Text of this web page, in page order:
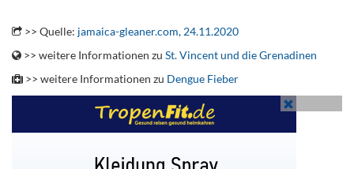
>> Quelle: jamaica-gleaner.com, 24.11.2020
>> weitere Informationen zu St. Vincent und die Grenadinen
>> weitere Informationen zu Dengue Fieber